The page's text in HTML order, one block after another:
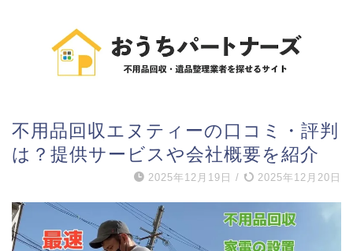
不用品回収エヌティーの口コミ・評判
は？提供サービスや会社概要を紹介
2025年12月19日 / 2025年12月20日